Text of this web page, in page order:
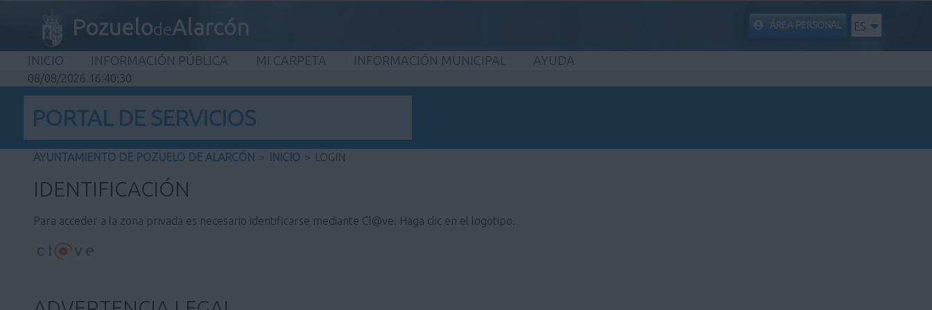
PozuelodeAlarcón ÁREA PERSONAL ES
INICIO INFORMACIÓN PÚBLICA MI CARPETA INFORMACIÓN MUNICIPAL AYUDA
08/08/2026 16:40:30
PORTAL DE SERVICIOS
AYUNTAMIENTO DE POZUELO DE ALARCÓN > INICIO > LOGIN
IDENTIFICACIÓN
Para acceder a la zona privada es necesario identificarse mediante Cl@ve. Haga clic en el logotipo.